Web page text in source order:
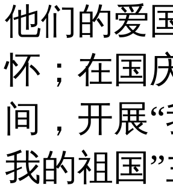
他们的爱
怀；在国
间，开展
我的祖国